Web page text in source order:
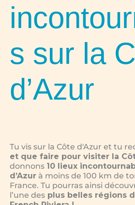
s sur la
d’Azur
Tu vis sur la Côte d'Azur et tu
et que faire pour visiter la
donnons 10 lieux
d’Azur à moins de 100 km de
France. Tu pourras ainsi
l’une des plus belles régions